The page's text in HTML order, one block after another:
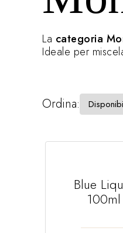
La categoria
Ideale per
Ordina:
Blue
100ml